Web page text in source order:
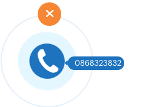
0868323832